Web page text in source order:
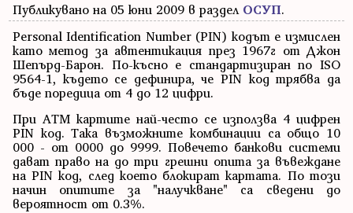
Публикувано на 05 юни 2009 в раздел ОСУП.
Personal Identification Number (PIN) кодът е измислен
като метод за автентикация през 1967г от Джон
Шепърд-Барон. По-късно е стандартизиран по ISO
9564-1, където се дефинира, че PIN код трябва да
бъде поредица от 4 до 12 цифри.
При ATM картите най-често се използва 4 цифрен
PIN код. Така възможните комбинации са общо 10
000 - от 0000 до 9999. Повечето банкови системи
дават право на до три грешни опита за въвеждане
на PIN код, след което блокират картата. По този
начин опитите за "налучкване" са сведени до
вероятност от 0.3%.